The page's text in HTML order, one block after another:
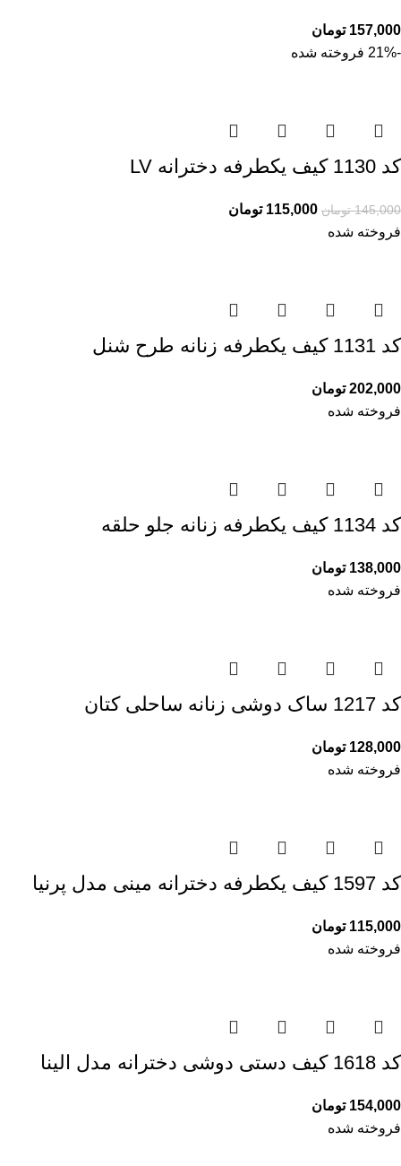
157,000 تومان
-21%
فروخته شده
کد 1130 کیف یکطرفه دخترانه LV
145,000 تومان 115,000 تومان
فروخته شده
کد 1131 کیف یکطرفه زنانه طرح شنل
202,000 تومان
فروخته شده
کد 1134 کیف یکطرفه زنانه جلو حلقه
138,000 تومان
فروخته شده
کد 1217 ساک دوشی زنانه ساحلی کتان
128,000 تومان
فروخته شده
کد 1597 کیف یکطرفه دخترانه مینی مدل پرنیا
115,000 تومان
فروخته شده
کد 1618 کیف دستی دوشی دخترانه مدل الینا
154,000 تومان
فروخته شده